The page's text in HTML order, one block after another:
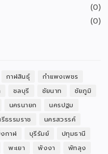
(0)
(0)
กาฬสินธุ์
กำแพงเพชร
ชลบุรี ชัยนาท
ชัยภูมิ
นครนายก
นครปฐม
ธรรมราช
นครสวรรค์
กาฬ บุรีรัมย์
ปทุมธานี
พะเยา พังงา
พัทลุง